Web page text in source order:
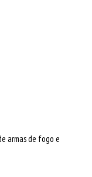
armas de fogo e